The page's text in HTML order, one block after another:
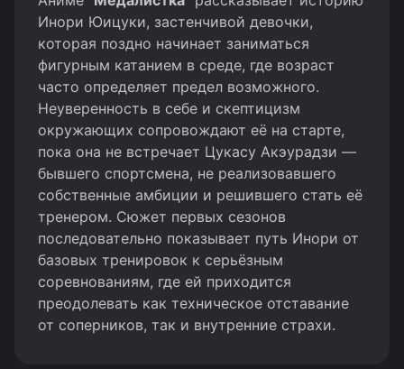
Инори Юицуки, застенчивой девочки,
которая поздно начинает заниматься
фигурным катанием в среде, где возраст
часто определяет предел возможного.
Неуверенность в себе и скептицизм
окружающих сопровождают её на старте,
пока она не встречает Цукасу Акэурадзи —
бывшего спортсмена, не реализовавшего
собственные амбиции и решившего стать её
тренером. Сюжет первых сезонов
последовательно показывает путь Инори от
базовых тренировок к серьёзным
соревнованиям, где ей приходится
преодолевать как техническое отставание
от соперников, так и внутренние страхи.